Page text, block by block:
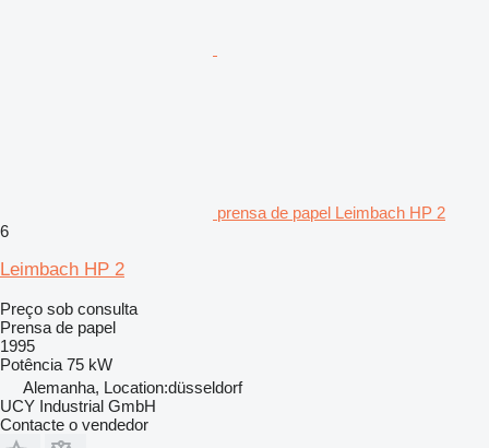
prensa de papel Leimbach HP 2
6
Leimbach HP 2
Preço sob consulta
Prensa de papel
1995
Potência 75 kW
Alemanha, Location:düsseldorf
UCY Industrial GmbH
Contacte o vendedor